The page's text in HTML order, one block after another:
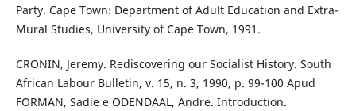
Party. Cape Town: Department of Adult Education and Extra-
Mural Studies, University of Cape Town, 1991.
CRONIN, Jeremy. Rediscovering our Socialist History. South
African Labour Bulletin, v. 15, n. 3, 1990, p. 99-100 Apud
FORMAN, Sadie e ODENDAAL, Andre. Introduction.